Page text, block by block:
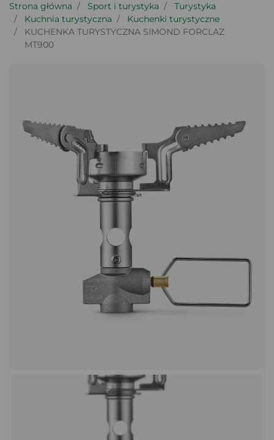
Strona główna Sport i turystyka
Turystyka
Kuchnia turystyczna
Kuchenki turystyczne
KUCHENKA TURYSTYCZNA SIMOND FORCLAZ
MT900